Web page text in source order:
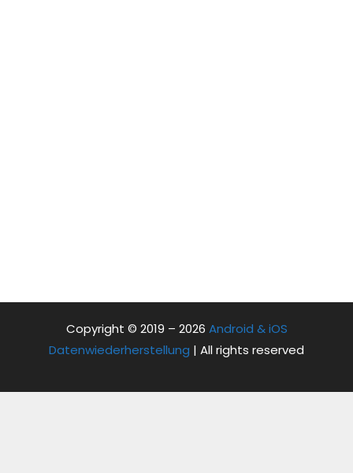
Copyright © 2019 – 2026 Android & iOS
Datenwiederherstellung | All rights reserved